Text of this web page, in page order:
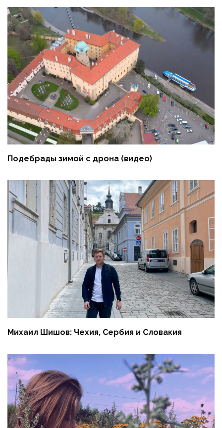
Подебрады зимой с дрона (видео)
Михаил Шишов: Чехия, Сербия и Словакия